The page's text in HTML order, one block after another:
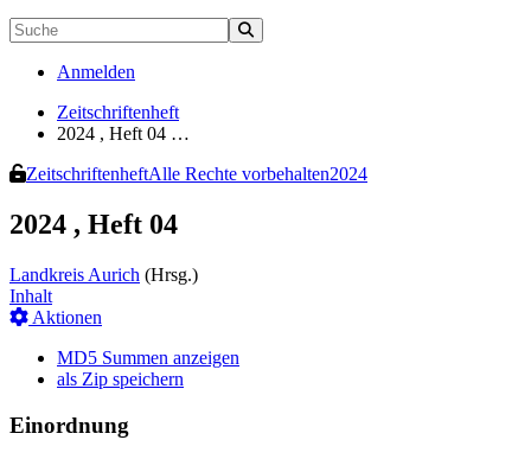
Anmelden
Zeitschriftenheft
2024 , Heft 04 …
ZeitschriftenheftAlle Rechte vorbehalten2024
2024 , Heft 04
Landkreis Aurich (Hrsg.)
Inhalt
Aktionen
MD5 Summen anzeigen
als Zip speichern
Einordnung